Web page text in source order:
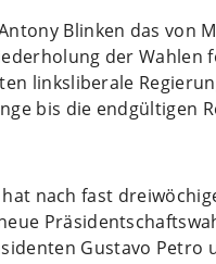
Blinken das von
der Wahlen
linksliberale
bis die endgültigen
nach fast
Gustavo Petro